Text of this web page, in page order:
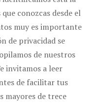
conozcas desde el
muy es importante
de privacidad se
de nuestros
invitamos a leer
de facilitar tus
mayores de trece